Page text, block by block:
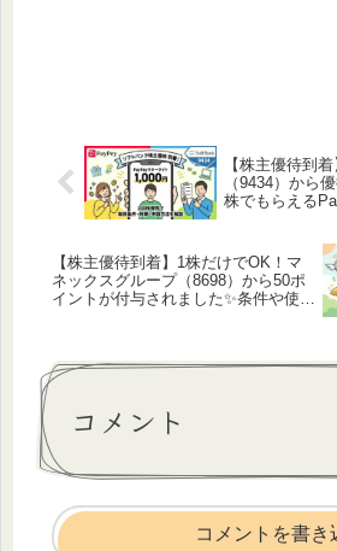
【株主優待到
（9434）から
株でもらえる
【株主優待到着】1株だけでOK！マ
ネックスグループ（8698）から50ポ
イントが付与されました✨条件や使い
コメント
コメントを書き